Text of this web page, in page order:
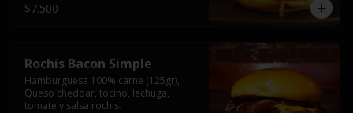
$7.500
Rochis Bacon Simple
Hamburguesa 100% carne (125gr),
Queso cheddar, tocino, lechuga,
tomate y salsa rochis.